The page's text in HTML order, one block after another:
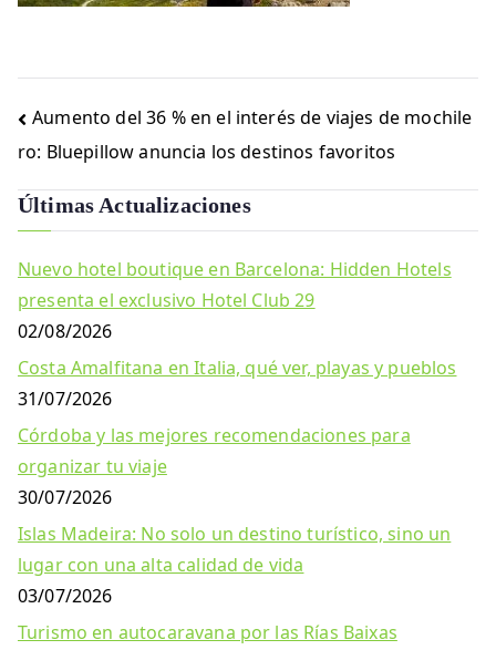
Navegación
de
entradas
Aumento del 36 % en el interés de viajes de mochile
ro: Bluepillow anuncia los destinos favoritos
Últimas Actualizaciones
Nuevo hotel boutique en Barcelona: Hidden Hotels
presenta el exclusivo Hotel Club 29
02/08/2026
Costa Amalfitana en Italia, qué ver, playas y pueblos
31/07/2026
Córdoba y las mejores recomendaciones para
organizar tu viaje
30/07/2026
Islas Madeira: No solo un destino turístico, sino un
lugar con una alta calidad de vida
03/07/2026
Turismo en autocaravana por las Rías Baixas